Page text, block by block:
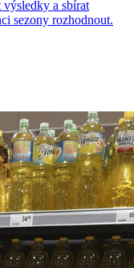
a sbírat
sezony rozhodnout.